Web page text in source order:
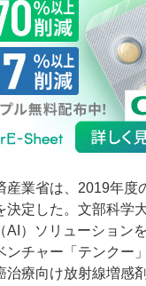
業省は、2019年度
決定した。文部科学
AI）ソリューション
ンチャー「テンクー
治療向け放射線増感